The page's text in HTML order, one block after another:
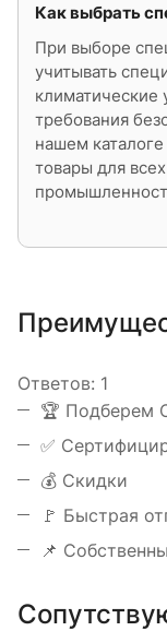
Как выбрать
При выборе
учитывать
климатические
требования
нашем
товары для
Ответов: 1
️🏆 Подберем
✅
💰 Скидки
🚩 Быстрая
📌